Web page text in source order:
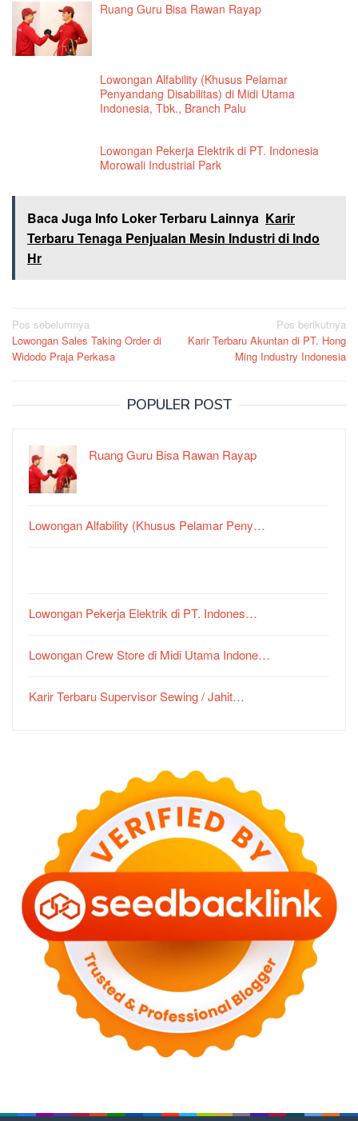
Ruang Guru Bisa Rawan Rayap
Lowongan Alfability (Khusus Pelamar
Penyandang Disabilitas) di Midi Utama
Indonesia, Tbk., Branch Palu
Lowongan Pekerja Elektrik di PT. Indonesia
Morowali Industrial Park
Baca Juga Info Loker Terbaru Lainnya Karir
Terbaru Tenaga Penjualan Mesin Industri di Indo
Hr
Navigasi
pos
Pos sebelumnya
Lowongan Sales Taking Order di
Widodo Praja Perkasa
Pos berikutnya
Karir Terbaru Akuntan di PT. Hong
Ming Industry Indonesia
POPULER POST
Ruang Guru Bisa Rawan Rayap
Lowongan Alfability (Khusus Pelamar Peny…
Lowongan Pekerja Elektrik di PT. Indones…
Lowongan Crew Store di Midi Utama Indone…
Karir Terbaru Supervisor Sewing / Jahit…